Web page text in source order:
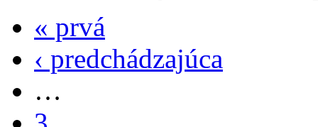
« prvá
‹ predchádzajúca
…